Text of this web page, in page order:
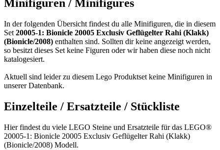
Minifiguren / Minifigures
In der folgenden Übersicht findest du alle Minifiguren, die in diesem
Set 20005-1: Bionicle 20005 Exclusiv Geflügelter Rahi (Klakk)
(Bionicle/2008) enthalten sind. Sollten dir keine angezeigt werden,
so besitzt dieses Set keine Figuren oder wir haben diese noch nicht
katalogesiert.
Aktuell sind leider zu diesem Lego Produktset keine Minifiguren in
unserer Datenbank.
Einzelteile / Ersatzteile / Stückliste
Hier findest du viele LEGO Steine und Ersatzteile für das LEGO®
20005-1: Bionicle 20005 Exclusiv Geflügelter Rahi (Klakk)
(Bionicle/2008) Modell.